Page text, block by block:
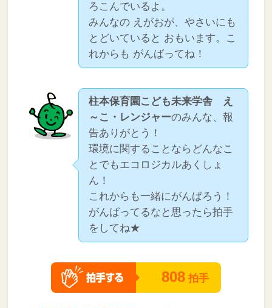
ろこんでいるよ。
みんなの えがおが、やさいにも
とどいていると おもいます。こ
れからも がんばってね！
柱本保育園こども未来学舎 え
～こ・レンジャーのみんな、報
告ありがとう！
環境に関することならどんなこ
とでもエコロジカルあくしょ
ん！
これからも一緒にがんばろう！
がんばってるなと思ったら拍手
をしてね★
808 拍手